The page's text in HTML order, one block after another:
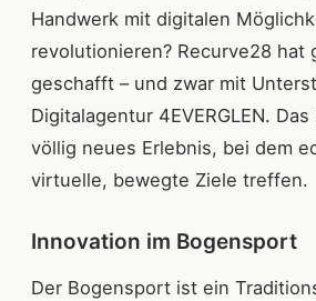
Handwerk mit digitalen
revolutionieren? Recurve28 hat
geschafft – und zwar mit
Digitalagentur 4EVERGLEN.
völlig neues Erlebnis, bei dem
virtuelle, bewegte Ziele treffen.
Innovation im Bogensport
Der Bogensport ist ein